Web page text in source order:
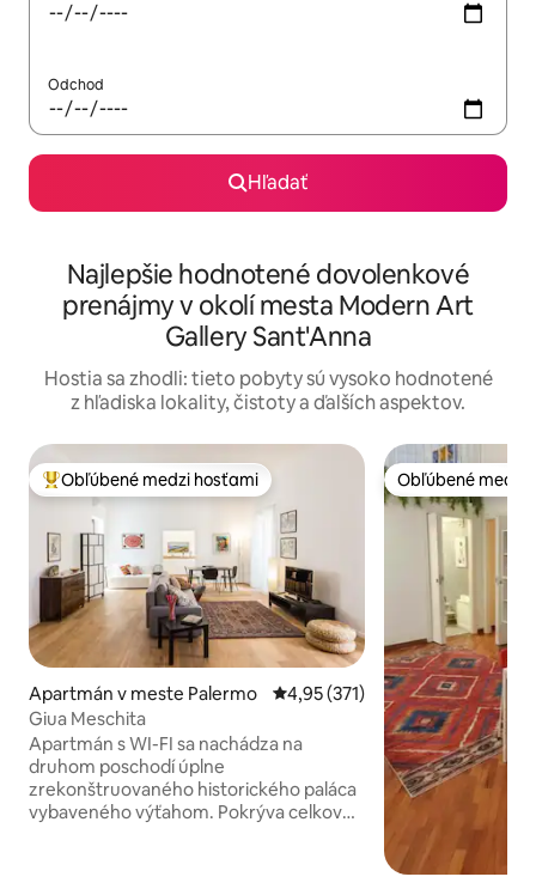
Odchod
Hľadať
Najlepšie hodnotené dovolenkové
prenájmy v okolí mesta Modern Art
Gallery Sant'Anna
Hostia sa zhodli: tieto pobyty sú vysoko hodnotené
z hľadiska lokality, čistoty a ďalších aspektov.
Najobľúbenejšie medzi hosťami
Obľúbené medzi hosťami
Apartmán v meste Palermo Priemerné ohodnotenie 4,95 z
4,95 (371)
Giua Meschita
Apartmán s WI-FI sa nachádza na
druhom poschodí úplne
zrekonštruovaného historického paláca
vybaveného výťahom. Pokrýva celkovú
Obľúbené medzi
Obľúbené medzi